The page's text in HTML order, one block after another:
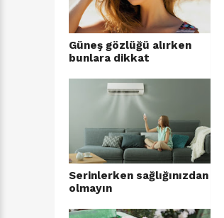
Güneş gözlüğü alırken
bunlara dikkat
Serinlerken sağlığınızdan
olmayın